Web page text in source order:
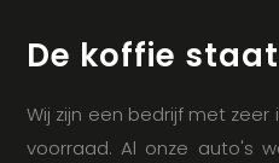
De koffie
Wij zijn een bedrijf met
voorraad. Al onze auto's